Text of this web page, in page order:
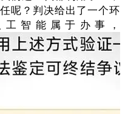
呢？判决给出了一个环
智能属于办事，